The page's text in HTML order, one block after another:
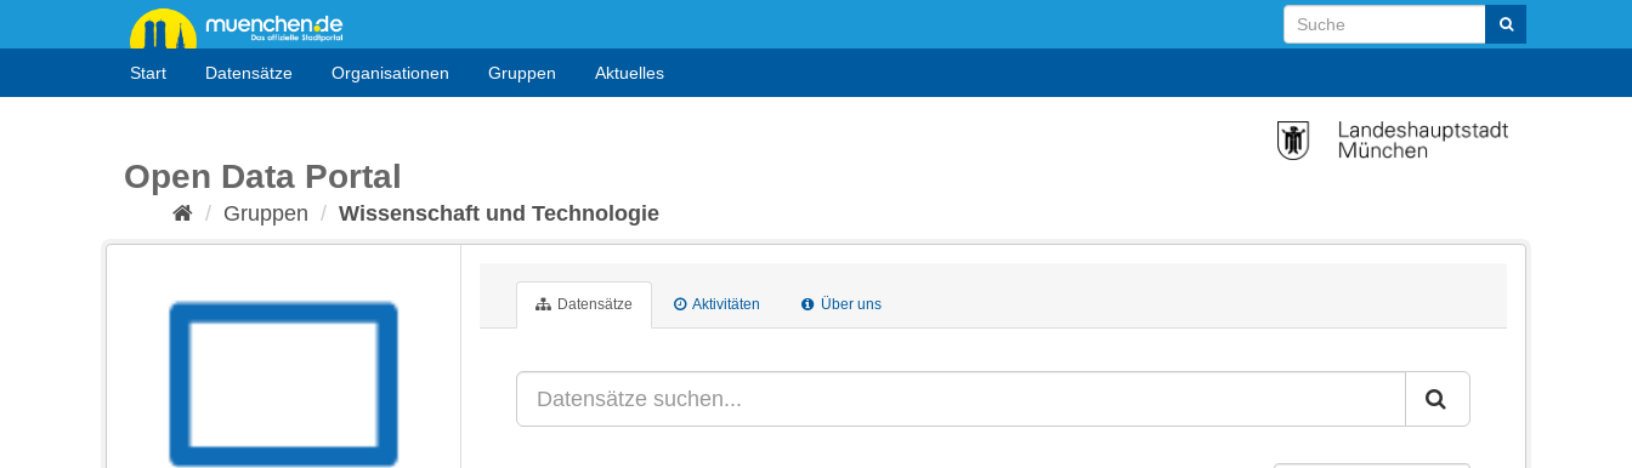
Start Datensätze Organisationen Gruppen Aktuelles
Open Data Portal
Gruppen Wissenschaft und Technologie
Datensätze Aktivitäten Über uns